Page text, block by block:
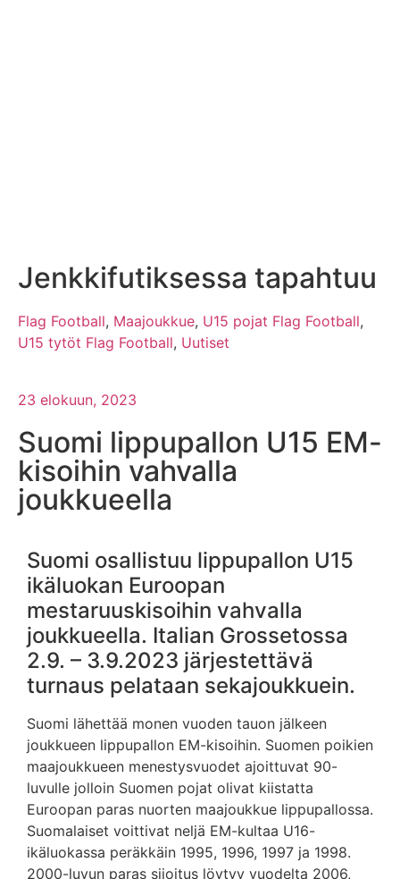
Jenkkifutiksessa tapahtuu
Flag Football, Maajoukkue, U15 pojat Flag Football,
U15 tytöt Flag Football, Uutiset
23 elokuun, 2023
Suomi lippupallon U15 EM-
kisoihin vahvalla
joukkueella
Suomi osallistuu lippupallon U15
ikäluokan Euroopan
mestaruuskisoihin vahvalla
joukkueella. Italian Grossetossa
2.9. – 3.9.2023 järjestettävä
turnaus pelataan sekajoukkuein.
Suomi lähettää monen vuoden tauon jälkeen
joukkueen lippupallon EM-kisoihin. Suomen poikien
maajoukkueen menestysvuodet ajoittuvat 90-
luvulle jolloin Suomen pojat olivat kiistatta
Euroopan paras nuorten maajoukkue lippupallossa.
Suomalaiset voittivat neljä EM-kultaa U16-
ikäluokassa peräkkäin 1995, 1996, 1997 ja 1998.
2000-luvun paras sijoitus löytyy vuodelta 2006,